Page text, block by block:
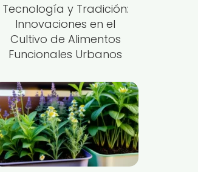
Tecnología y Tradición:
Innovaciones en el
Cultivo de Alimentos
Funcionales Urbanos